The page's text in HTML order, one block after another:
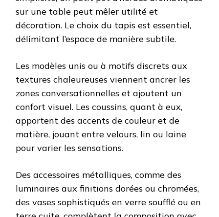
sur une table peut mêler utilité et
décoration. Le choix du tapis est essentiel,
délimitant l’espace de manière subtile.
Les modèles unis ou à motifs discrets aux
textures chaleureuses viennent ancrer les
zones conversationnelles et ajoutent un
confort visuel. Les coussins, quant à eux,
apportent des accents de couleur et de
matière, jouant entre velours, lin ou laine
pour varier les sensations.
Des accessoires métalliques, comme des
luminaires aux finitions dorées ou chromées,
des vases sophistiqués en verre soufflé ou en